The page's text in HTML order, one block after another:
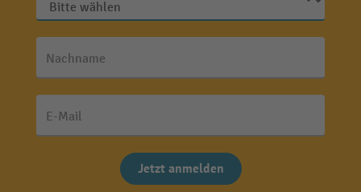
Nachname
E-Mail
Jetzt anmelden